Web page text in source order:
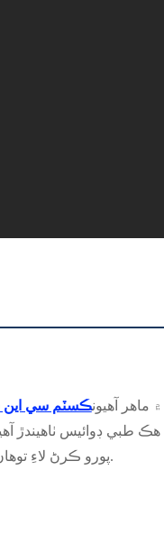
آهيونڪسٽم سي اين
هڪ طبي ڊوائيس
پورو ڪرڻ لاءِ توهان کي ڪسٽمائيز حل فراهم ڪري سگهون ٿا.